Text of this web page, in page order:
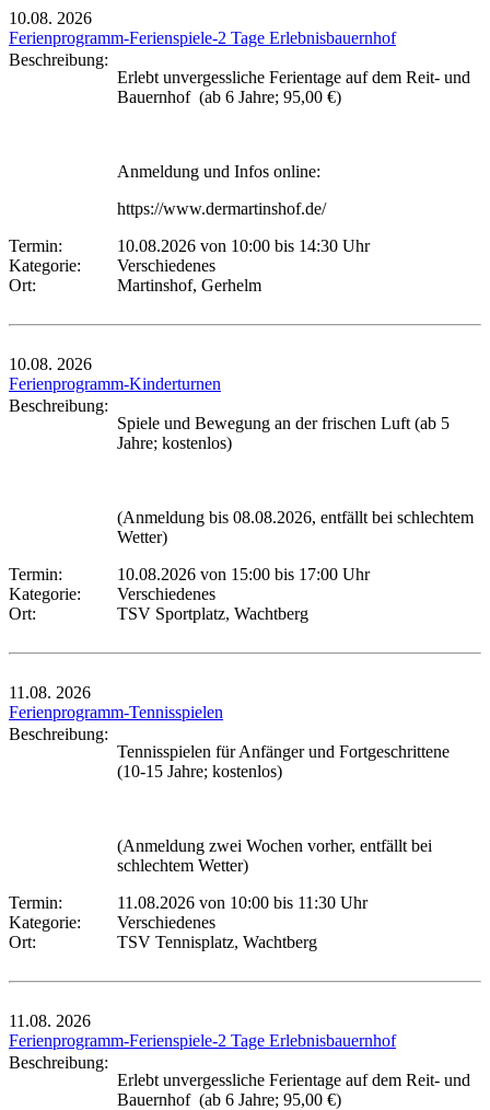
10.08. 2026
Ferienprogramm-Ferienspiele-2 Tage Erlebnisbauernhof
Beschreibung:
Erlebt unvergessliche Ferientage auf dem Reit- und
Bauernhof (ab 6 Jahre; 95,00 €)
Anmeldung und Infos online:
https://www.dermartinshof.de/
Termin:
10.08.2026 von 10:00 bis 14:30 Uhr
Kategorie:
Verschiedenes
Ort:
Martinshof, Gerhelm
10.08. 2026
Ferienprogramm-Kinderturnen
Beschreibung:
Spiele und Bewegung an der frischen Luft (ab 5
Jahre; kostenlos)
(Anmeldung bis 08.08.2026, entfällt bei schlechtem
Wetter)
Termin:
10.08.2026 von 15:00 bis 17:00 Uhr
Kategorie:
Verschiedenes
Ort:
TSV Sportplatz, Wachtberg
11.08. 2026
Ferienprogramm-Tennisspielen
Beschreibung:
Tennisspielen für Anfänger und Fortgeschrittene
(10-15 Jahre; kostenlos)
(Anmeldung zwei Wochen vorher, entfällt bei
schlechtem Wetter)
Termin:
11.08.2026 von 10:00 bis 11:30 Uhr
Kategorie:
Verschiedenes
Ort:
TSV Tennisplatz, Wachtberg
11.08. 2026
Ferienprogramm-Ferienspiele-2 Tage Erlebnisbauernhof
Beschreibung:
Erlebt unvergessliche Ferientage auf dem Reit- und
Bauernhof (ab 6 Jahre; 95,00 €)